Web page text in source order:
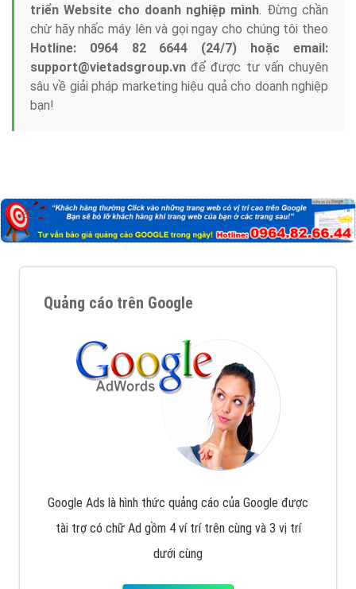
triển Website cho doanh nghiệp mình. Đừng chần
chừ hãy nhấc máy lên và gọi ngay cho chúng tôi theo
Hotline: 0964 82 6644 (24/7) hoặc email:
support@vietadsgroup.vn để được tư vấn chuyên
sâu về giải pháp marketing hiệu quả cho doanh nghiệp
bạn!
Quảng cáo trên Google
Google Ads là hình thức quảng cáo của Google được
tài trợ có chữ Ad gồm 4 ví trí trên cùng và 3 vị trí
dưới cùng